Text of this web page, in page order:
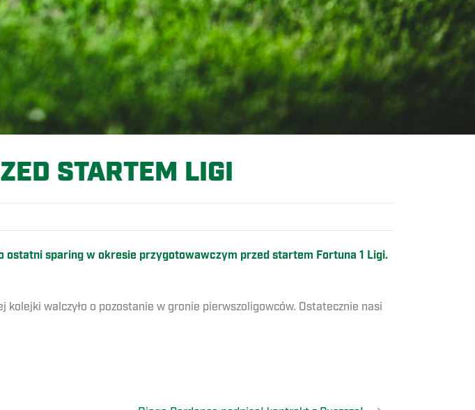
STARTEM LIGI
ostatni sparing w okresie przygotowawczym przed startem Fortuna 1 Ligi.
walczyło o pozostanie w gronie pierwszoligowców. Ostatecznie nasi